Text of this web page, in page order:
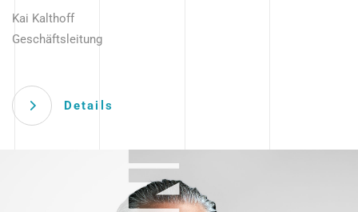
Kai Kalthoff
Geschäftsleitung
Details